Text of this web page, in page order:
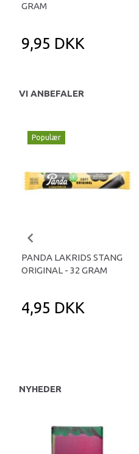
GRAM
9,95 DKK
VI ANBEFALER
Populær
PANDA LAKRIDS STANG
ORIGINAL - 32 GRAM
4,95 DKK
NYHEDER